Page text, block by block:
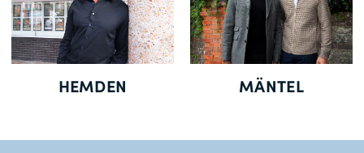
HEMDEN MÄNTEL